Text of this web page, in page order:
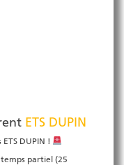
ETS DUPIN
ETS DUPIN !
temps partiel (25